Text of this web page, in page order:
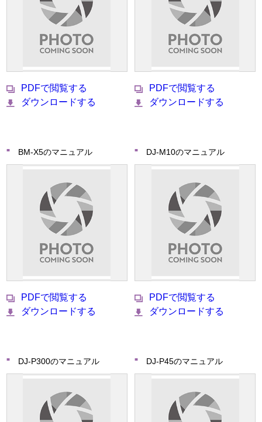
PDFで閲覧する
ダウンロードする
PDFで閲覧する
ダウンロードする
BM-X5のマニュアル
PDFで閲覧する
ダウンロードする
DJ-M10のマニュアル
PDFで閲覧する
ダウンロードする
DJ-P300のマニュアル DJ-P45のマニュアル